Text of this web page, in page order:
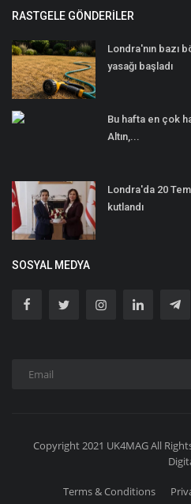
RASTGELE GÖNDERILER
Londra'nın bazı
yasağı başladı
Bu hafta en çok
Altın,...
Londra'da 20
kutlandı
SOSYAL MEDYA
Copyright 2021 UK4MAG All
Terms & Conditions